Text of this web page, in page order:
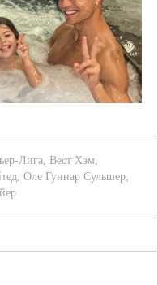
Лига, Вест Хэм,
, Оле Гуннар Сульшер,